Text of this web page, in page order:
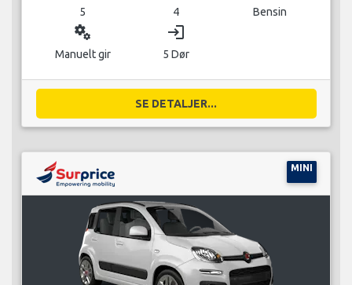
5 4 Bensin
miscellaneous_services
Manuelt gir
login
5 Dør
SE DETALJER...
MINI